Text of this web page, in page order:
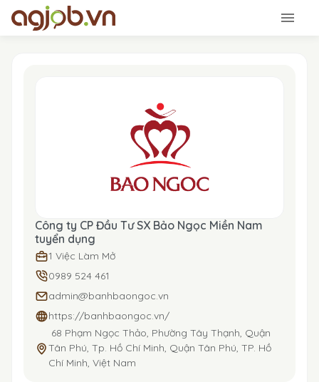
Công ty CP Đầu Tư SX Bảo Ngọc Miền Nam
tuyển dụng
1 Việc Làm Mở
0989 524 461
admin@banhbaongoc.vn
https://banhbaongoc.vn/
68 Phạm Ngọc Thảo, Phường Tây Thạnh, Quận
Tân Phú, Tp. Hồ Chí Minh, Quận Tân Phú, TP. Hồ
Chí Minh, Việt Nam